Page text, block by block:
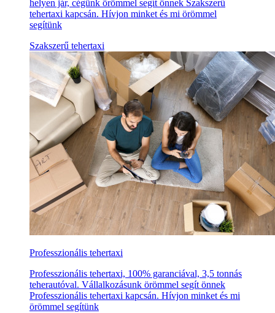
helyen jár, cégünk örömmel segít önnek Szakszerű
tehertaxi kapcsán. Hívjon minket és mi örömmel
segítünk
Szakszerű tehertaxi
Professzionális tehertaxi
Professzionális tehertaxi, 100% garanciával, 3,5 tonnás
teherautóval. Vállalkozásunk örömmel segít önnek
Professzionális tehertaxi kapcsán. Hívjon minket és mi
örömmel segítünk